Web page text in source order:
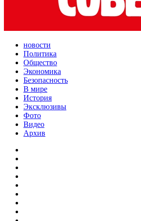
новости
Политика
Общество
Экономика
Безопасность
В мире
История
Эксклюзивы
Фото
Видео
Архив